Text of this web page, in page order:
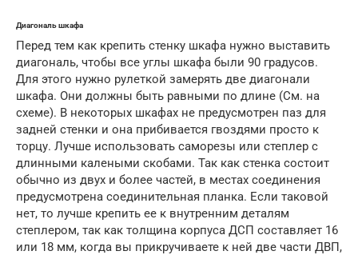
Диагональ шкафа
Перед тем как крепить стенку шкафа нужно выставить
диагональ, чтобы все углы шкафа были 90 градусов.
Для этого нужно рулеткой замерять две диагонали
шкафа. Они должны быть равными по длине (См. на
схеме). В некоторых шкафах не предусмотрен паз для
задней стенки и она прибивается гвоздями просто к
торцу. Лучше использовать саморезы или степлер с
длинными калеными скобами. Так как стенка состоит
обычно из двух и более частей, в местах соединения
предусмотрена соединительная планка. Если таковой
нет, то лучше крепить ее к внутренним деталям
степлером, так как толщина корпуса ДСП составляет 16
или 18 мм, когда вы прикручиваете к ней две части ДВП,